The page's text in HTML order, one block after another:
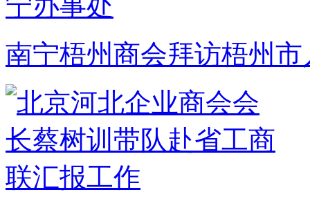
南宁梧州商会拜访梧州